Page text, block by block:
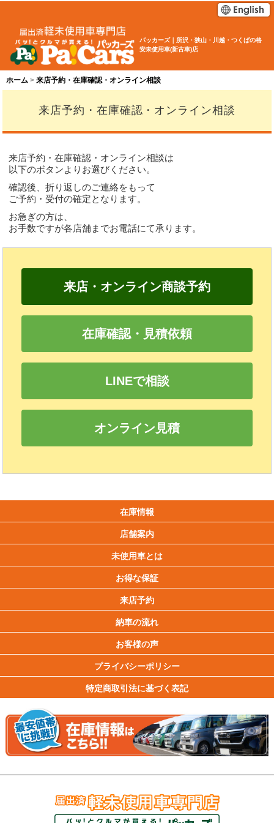
パッカーズ｜所沢・狭山・川越・つくばの格
安未使用車(新古車)店
ホーム 来店予約・在庫確認・オンライン相談
来店予約・在庫確認・オンライン相談
来店予約・在庫確認・オンライン相談は
以下のボタンよりお選びください。
確認後、折り返しのご連絡をもって
ご予約・受付の確定となります。
お急ぎの方は、
お手数ですが各店舗までお電話にて承ります。
来店・オンライン商談予約
在庫確認・見積依頼
LINEで相談
オンライン見積
在庫情報
店舗案内
未使用車とは
お得な保証
来店予約
納車の流れ
お客様の声
プライバシーポリシー
特定商取引法に基づく表記